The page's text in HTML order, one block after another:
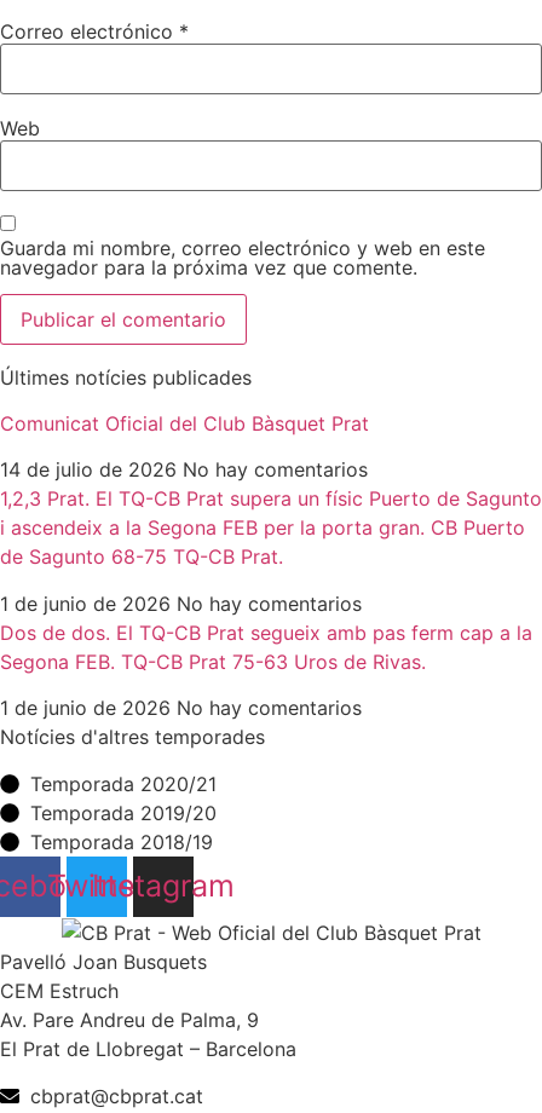
Correo electrónico *
Web
Guarda mi nombre, correo electrónico y web en este
navegador para la próxima vez que comente.
Últimes notícies publicades
Comunicat Oficial del Club Bàsquet Prat
14 de julio de 2026 No hay comentarios
1,2,3 Prat. El TQ-CB Prat supera un físic Puerto de Sagunto
i ascendeix a la Segona FEB per la porta gran. CB Puerto
de Sagunto 68-75 TQ-CB Prat.
1 de junio de 2026 No hay comentarios
Dos de dos. El TQ-CB Prat segueix amb pas ferm cap a la
Segona FEB. TQ-CB Prat 75-63 Uros de Rivas.
1 de junio de 2026 No hay comentarios
Notícies d'altres temporades
Temporada 2020/21
Temporada 2019/20
Temporada 2018/19
Twitter
Instagram
Pavelló Joan Busquets
CEM Estruch
Av. Pare Andreu de Palma, 9
El Prat de Llobregat – Barcelona
cbprat@cbprat.cat